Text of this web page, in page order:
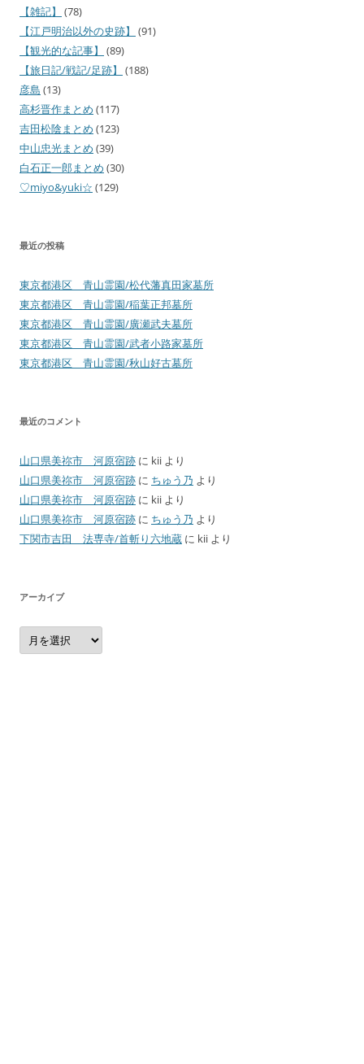
【雑記】
(78)
【江戸明治以外の史跡】
(91)
【観光的な記事】
(89)
【旅日記/戦記/足跡】
(188)
彦島 (13)
高杉晋作まとめ (117)
吉田松陰まとめ (123)
中山忠光まとめ (39)
白石正一郎まとめ (30)
♡miyo&yuki☆ (129)
最近の投稿
東京都港区 青山霊園/松代藩真田家墓所
東京都港区 青山霊園/稲葉正邦墓所
東京都港区 青山霊園/廣瀬武夫墓所
東京都港区 青山霊園/武者小路家墓所
東京都港区 青山霊園/秋山好古墓所
最近のコメント
山口県美祢市 河原宿跡 に kii より
山口県美祢市 河原宿跡 に ちゅう乃 より
山口県美祢市 河原宿跡 に kii より
山口県美祢市 河原宿跡 に ちゅう乃 より
下関市吉田 法専寺/首斬り六地蔵 に kii より
アーカイブ
ア
ー
カ